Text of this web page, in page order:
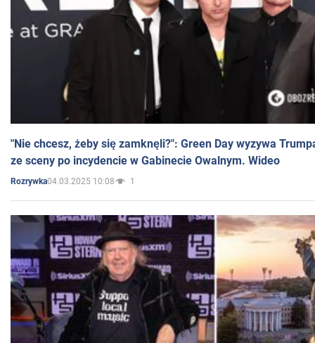
"Nie chcesz, żeby się zamknęli?": Green Day wyzywa
ze sceny po incydencie w Gabinecie Owalnym. Wideo
Rozrywka04.03.2025 10:08 1